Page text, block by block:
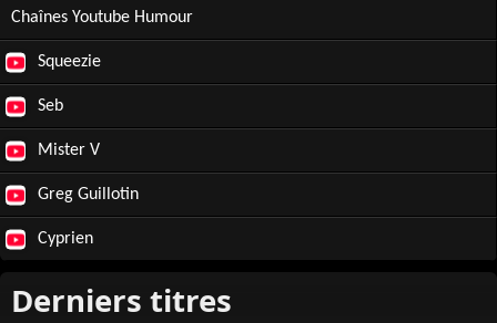
Chaînes Youtube Humour
Squeezie
Seb
Mister V
Greg Guillotin
Cyprien